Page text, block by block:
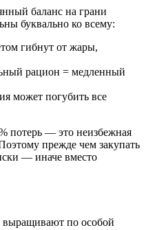
баланс на грани
буквально ко всему:
гибнут от жары,
рацион = медленный
может погубить все
потерь — это неизбежная
прежде чем закупать
— иначе вместо
по особой